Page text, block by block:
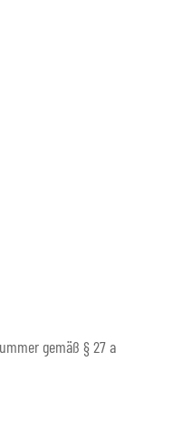
gemäß § 27 a